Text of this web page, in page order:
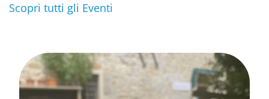
Scopri tutti gli Eventi